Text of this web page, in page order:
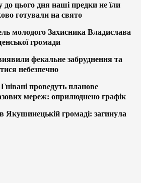
цього дня наші предки не їли
готували на свято
молодого Захисника Владислава
громади
фекальне забруднення та
небезпечно
проведуть планове
мереж: оприлюднено графік
громаді: загинула